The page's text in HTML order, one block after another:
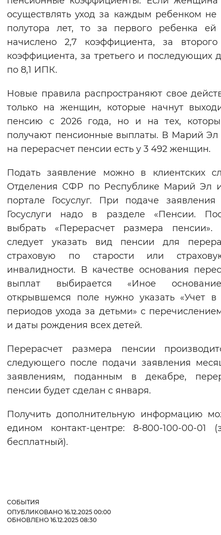
осуществлять уход за каждым ребенком не
полутора лет, то за первого ребенка ей
начислено 2,7 коэффициента, за
коэффициента, за третьего и последующих
по 8,1 ИПК.
Новые правила распространяют свое
только на женщин, которые начнут
пенсию с 2026 года, но и на тех,
получают пенсионные выплаты. В Марий Эл
на перерасчет пенсии есть у 3 492 женщин.
Подать заявление можно в клиентских
Отделения СФР по Республике Марий Эл
портале Госуслуг. При подаче заявления
Госуслуги надо в разделе «Пенсии.
выбрать «Перерасчет размера пенсии».
следует указать вид пенсии для
страховую по старости или
инвалидности. В качестве основания
выплат выбирается «Иное
открывшемся поле нужно указать «Учет в
периодов ухода за детьми» с
и даты рождения всех детей.
Перерасчет размера пенсии
следующего после подачи заявления
заявлениям, поданным в декабре,
пенсии будет сделан с января.
Получить дополнительную информацию
едином контакт-центре: 8-800-100-00-01
бесплатный).
СОБЫТИЯ
ОПУБЛИКОВАНО 16.12.2025 00:00
ОБНОВЛЕНО 16.12.2025 08:30